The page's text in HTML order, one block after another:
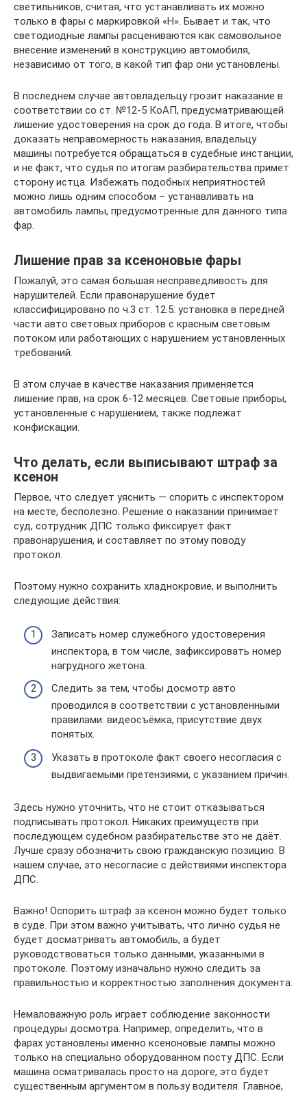
светильников, считая, что устанавливать их можно
только в фары с маркировкой «Н». Бывает и так, что
светодиодные лампы расцениваются как самовольное
внесение изменений в конструкцию автомобиля,
независимо от того, в какой тип фар они установлены.
В последнем случае автовладельцу грозит наказание в
соответствии со ст. №12-5 КоАП, предусматривающей
лишение удостоверения на срок до года. В итоге, чтобы
доказать неправомерность наказания, владельцу
машины потребуется обращаться в судебные инстанции,
и не факт, что судья по итогам разбирательства примет
сторону истца. Избежать подобных неприятностей
можно лишь одним способом – устанавливать на
автомобиль лампы, предусмотренные для данного типа
фар.
Лишение прав за ксеноновые фары
Пожалуй, это самая большая несправедливость для
нарушителей. Если правонарушение будет
классифицировано по ч.3 ст. 12.5: установка в передней
части авто световых приборов с красным световым
потоком или работающих с нарушением установленных
требований.
В этом случае в качестве наказания применяется
лишение прав, на срок 6-12 месяцев. Световые приборы,
установленные с нарушением, также подлежат
конфискации.
Что делать, если выписывают штраф за
ксенон
Первое, что следует уяснить — спорить с инспектором
на месте, бесполезно. Решение о наказании принимает
суд, сотрудник ДПС только фиксирует факт
правонарушения, и составляет по этому поводу
протокол.
Поэтому нужно сохранить хладнокровие, и выполнить
следующие действия:
Записать номер служебного удостоверения
инспектора, в том числе, зафиксировать номер
нагрудного жетона.
Следить за тем, чтобы досмотр авто
проводился в соответствии с установленными
правилами: видеосъёмка, присутствие двух
понятых.
Указать в протоколе факт своего несогласия с
выдвигаемыми претензиями, с указанием причин.
Здесь нужно уточнить, что не стоит отказываться
подписывать протокол. Никаких преимуществ при
последующем судебном разбирательстве это не даёт.
Лучше сразу обозначить свою гражданскую позицию. В
нашем случае, это несогласие с действиями инспектора
ДПС.
Важно! Оспорить штраф за ксенон можно будет только
в суде. При этом важно учитывать, что лично судья не
будет досматривать автомобиль, а будет
руководствоваться только данными, указанными в
протоколе. Поэтому изначально нужно следить за
правильностью и корректностью заполнения документа.
Немаловажную роль играет соблюдение законности
процедуры досмотра. Например, определить, что в
фарах установлены именно ксеноновые лампы можно
только на специально оборудованном посту ДПС. Если
машина осматривалась просто на дороге, это будет
существенным аргументом в пользу водителя. Главное,